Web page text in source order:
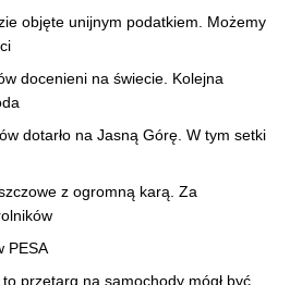
objęte unijnym podatkiem. Możemy
docenieni na świecie. Kolejna
dotarło na Jasną Górę. W tym setki
z ogromną karą. Za
PESA
przetarg na samochody mógł być